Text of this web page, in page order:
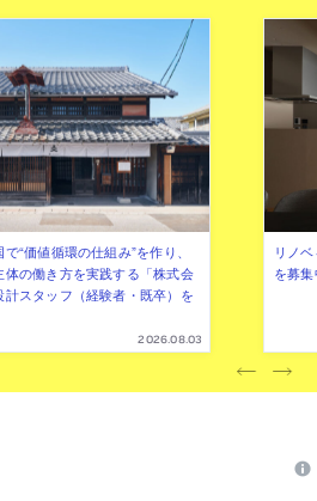
“価値循環の仕組み”を作り、
体の働き方を実践する「株式会
計スタッフ（経験者・既卒）を
2026.08.03
リノ
を募